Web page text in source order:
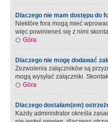
Dlaczego nie mam dostępu do
Niektóre fora mogą mieć
więc powinieneś się z nimi
Góra
Dlaczego nie mogę dodawać
Zezwolenia załączników są
mogą wysyłać załączniki.
Góra
Dlaczego dostałam(em)
Każdy administrator określa